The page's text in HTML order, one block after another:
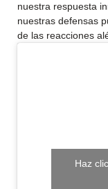
nuestra respuesta
nuestras defensas
de las reacciones
Haz